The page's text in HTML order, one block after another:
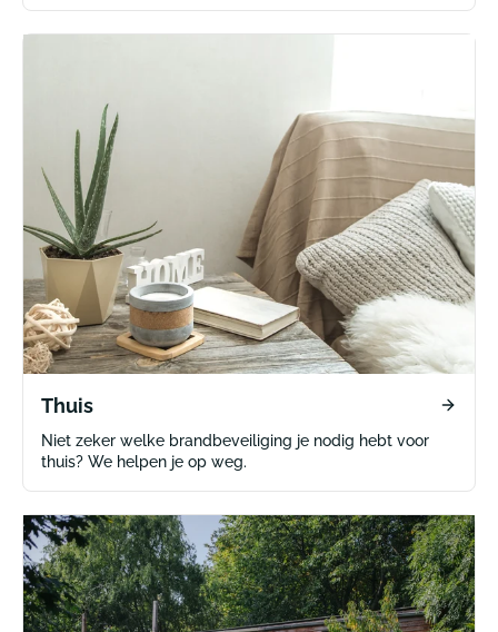
Thuis
Niet zeker welke brandbeveiliging je nodig hebt voor
thuis? We helpen je op weg.